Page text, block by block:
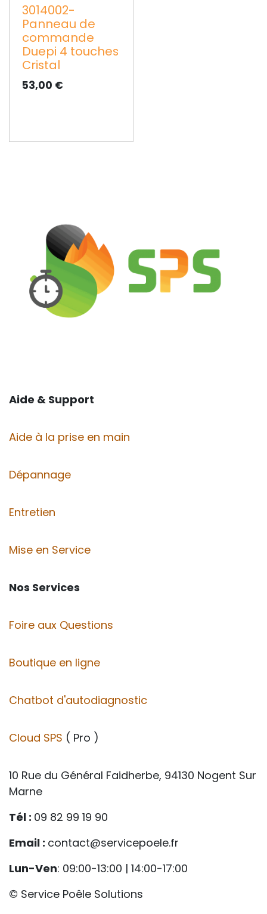
3014002-
Panneau de
commande
Duepi 4 touches
Cristal
53,00 €
Aide & Support
Aide à la prise en main
Dépannage
Entretien
Mise en Service
Nos Services
Foire aux Questions
Boutique en ligne
Chatbot d'autodiagnostic
Cloud SPS ( Pro )
10 Rue du Général Faidherbe, 94130 Nogent Sur
Marne
Tél : 09 82 99 19 90
Email : contact@servicepoele.fr
Lun-Ven: 09:00-13:00 | 14:00-17:00
© Service Poêle Solutions